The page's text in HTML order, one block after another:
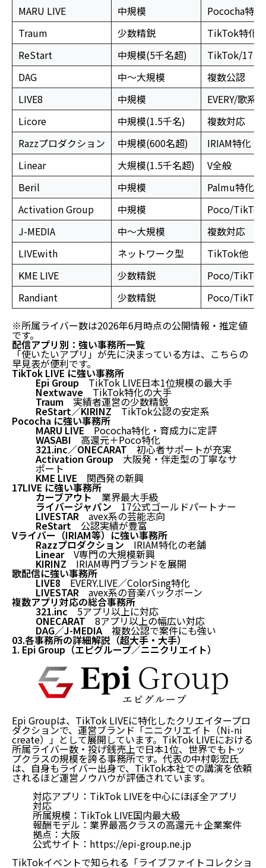
MARU LIVE
中規模
Pococha特化
Traum
少数精鋭
TikTok特化
ReStart
中規模(5千名超)
TikTok/17
DAG
中〜大規模
複数公認
LIVE8
中規模
EVERY/歌系
Licore
中規模(1.5千名)
複数対応
Razzプロダクション
中規模(600名超)
IRIAM特化
Linear
大規模(1.5千名超)
V全般
Beril
中規模
Palmu特化
Activation Group
中規模
Poco/
J-MEDIA
中〜大規模
複数対応
LIVEwith
ネットワーク型
TikTok他
KME LIVE
少数精鋭
Poco/TikTok
Randiant
少数精鋭
Poco/TikTok
※所属ライバー数は2026年6月時点の公開情報・推定値
です。
配信アプリ別：強い事務所一覧
「使いたいアプリ」が先に決まっている方は、こちらの
早見表が便利です。
TikTok LIVE に強い事務所
Epi GroupTikTok LIVE日本1位規模の最大手
Nextwave TikTok特化の大手
Traum 実績者運営の少数精鋭
ReStart／KIRINZTikTok公認の安定系
Pococha に強い事務所
MARU LIVEPococha特化・育成力に定評
WASABI 高還元＋Poco特化
321.inc／ONECARAT 初心者サポートが充実
Activation Group 大阪発・伴走型の丁寧なサ
ポート
KME LIVE 関西発の新興
17LIVE に強い事務所
カーブアウト業界最大手級
ライバージャパン17公式ゴールドパートナー
LIVESTAR avex系の芸能志向
ReStart 公認実績が豊富
Vライバー（IRIAM等）に強い事務所
RazzプロダクションIRIAM特化の老舗
LinearV専門の大規模新興
KIRINZ IRIAM専門ブランドを展開
歌配信に強い事務所
LIVE8EVERY.LIVE／ColorSing特化
LIVESTAR avex系の音楽バックボーン
複数アプリ対応の総合事務所
321.inc5アプリ以上に対応
ONECARAT 8アプリ以上の幅広い対応
DAG／J-MEDIA複数公認で案件にも強い
03.各事務所の詳細解説（超大手・大手）
1. Epi Group（エピグループ／ニニクリエイト）
Epi Groupは、TikTok LIVEに特化したクリエイタープロ
ダクションで、運営ブランド「ニニクリエイト（Ni-ni
create）」として展開しています。TikTok LIVEにおける
所属ライバー数・投げ銭売上で日本1位、世界でもトッ
プクラスの規模を誇る事務所です。代表の中村彰宏氏
は、自身もライバー出身で、TikTok本社での講演を依頼
されるほど運営ノウハウが評価されています。
対応アプリ：TikTok LIVEを中心にほぼ全アプリ
対応
所属規模：TikTok LIVE国内最大級
報酬モデル：業界最高クラスの高還元＋企業案件
拠点：大阪
公式サイト： https://epi-group.ne.jp
TikTokイベントで知られる「ライブファイトコレクショ